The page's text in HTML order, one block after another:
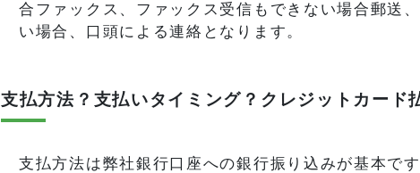
合ファックス、ファックス受信もできない場合郵送
い場合、口頭による連絡となります。
支払方法？支払いタイミング？クレジットカード
支払方法は弊社銀行口座への銀行振り込みが基本で